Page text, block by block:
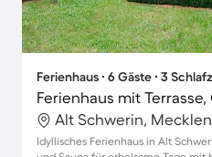
Ferienhaus ∙ 6 Gäste ∙ 3
Idyllisches Ferienhaus in Alt